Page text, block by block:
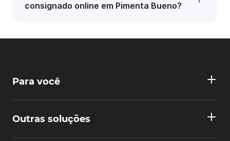
consignado online em Pimenta Bueno?
Para você
Outras soluções